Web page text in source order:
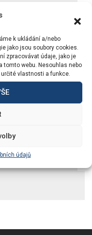
k ukládání a/nebo
jako jsou soubory cookies.
zpracovávat údaje, jako je
tomto webu. Nesouhlas nebo
vlastnosti a funkce.
údajů
sestavíme